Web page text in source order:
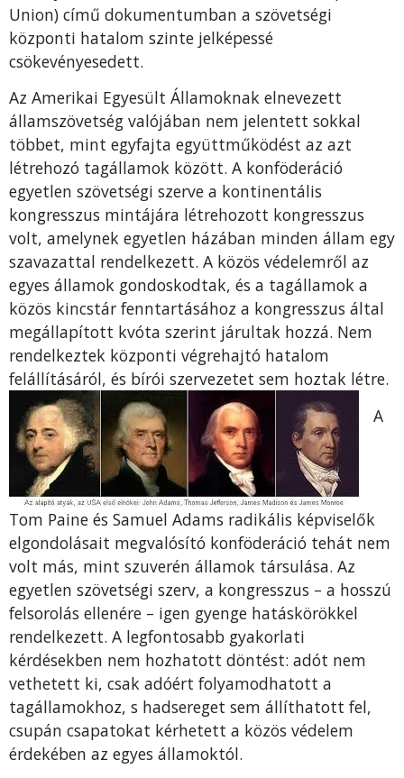
Union) című dokumentumban a szövetségi
központi hatalom szinte jelképessé
csökevényesedett.
Az Amerikai Egyesült Államoknak elnevezett
államszövetség valójában nem jelentett sokkal
többet, mint egyfajta együttműködést az azt
létrehozó tagállamok között. A konföderáció
egyetlen szövetségi szerve a kontinentális
kongresszus mintájára létrehozott kongresszus
volt, amelynek egyetlen házában minden állam egy
szavazattal rendelkezett. A közös védelemről az
egyes államok gondoskodtak, és a tagállamok a
közös kincstár fenntartásához a kongresszus által
megállapított kvóta szerint járultak hozzá. Nem
rendelkeztek központi végrehajtó hatalom
felállításáról, és bírói szervezetet sem hoztak létre.
A
Tom Paine és Samuel Adams radikális képviselők
elgondolásait megvalósító konföderáció tehát nem
volt más, mint szuverén államok társulása. Az
egyetlen szövetségi szerv, a kongresszus – a hosszú
felsorolás ellenére – igen gyenge hatáskörökkel
rendelkezett. A legfontosabb gyakorlati
kérdésekben nem hozhatott döntést: adót nem
vethetett ki, csak adóért folyamodhatott a
tagállamokhoz, s hadsereget sem állíthatott fel,
csupán csapatokat kérhetett a közös védelem
érdekében az egyes államoktól.